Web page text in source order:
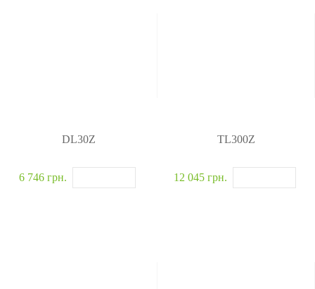
DL30Z
6 746 грн.
TL300Z
12 045 грн.